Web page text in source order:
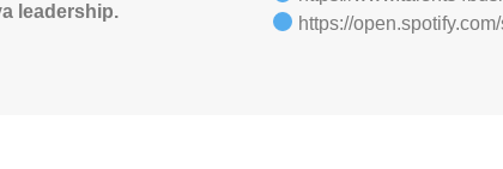
leadership.
https://